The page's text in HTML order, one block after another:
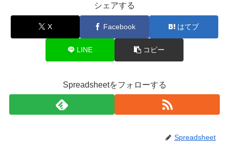
シェアする
X Facebook はてブ
LINE コピー
Spreadsheetをフォローする
Spreadsheet